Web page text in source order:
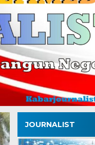
JOURNALIST